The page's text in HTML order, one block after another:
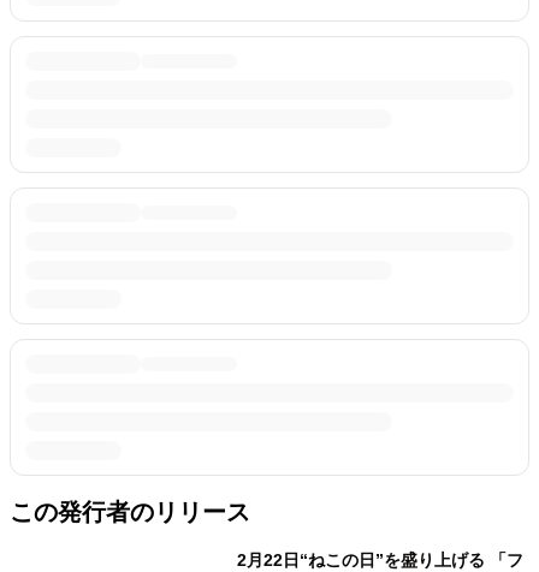
この発行者のリリース
2月22日“ねこの日”を盛り上げる 「フ